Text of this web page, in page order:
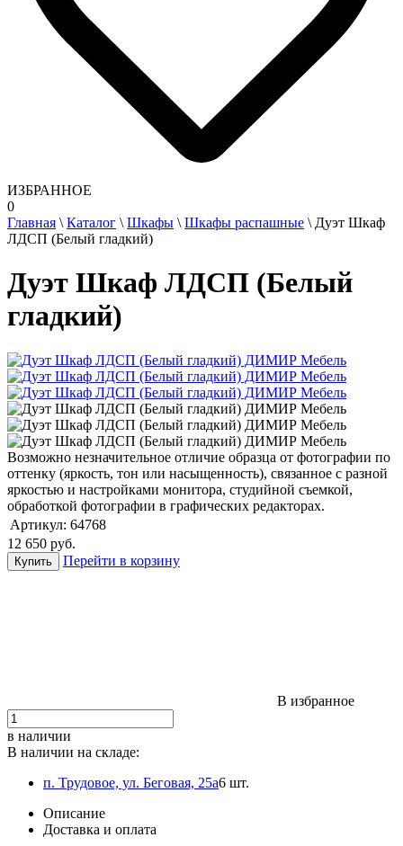
ИЗБРАННОЕ
0
Главная \ Каталог \ Шкафы \ Шкафы распашные \ Дуэт Шкаф
ЛДСП (Белый гладкий)
Дуэт Шкаф ЛДСП (Белый
гладкий)
Возможно незначительное отличие образца от фотографии по
оттенку (яркость, тон или насыщенность), связанное с разной
яркостью и настройками монитора, студийной съемкой,
обработкой фотографии в графических редакторах.
Артикул: 64768
12 650 руб.
Перейти в корзину
В избранное
в наличии
В наличии на складе:
п. Трудовое, ул. Беговая, 25а6 шт.
Описание
Доставка и оплата